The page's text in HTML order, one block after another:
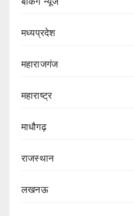
मध्यप्रदेश
महाराजगंज
महाराष्ट्र
माधौगढ़
राजस्थान
लखनऊ